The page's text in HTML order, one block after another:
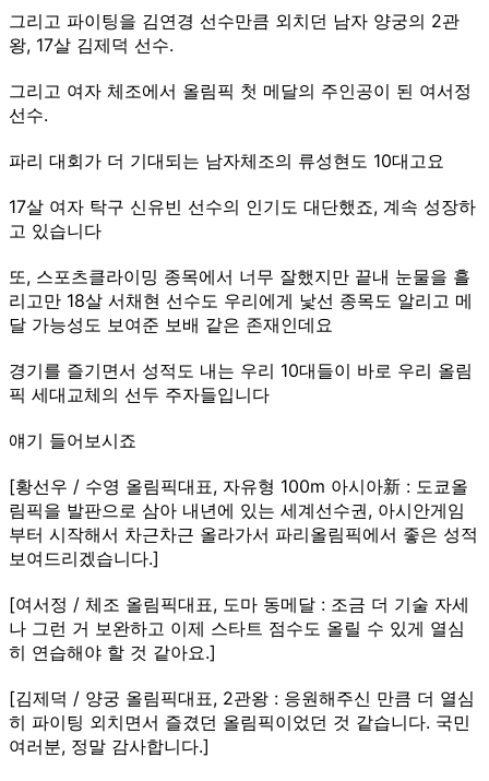
그리고 파이팅을 김연경 선수만큼 외치던 남자 양궁의 2관
왕, 17살 김제덕 선수.
그리고 여자 체조에서 올림픽 첫 메달의 주인공이 된 여서정
선수.
파리 대회가 더 기대되는 남자체조의 류성현도 10대고요
17살 여자 탁구 신유빈 선수의 인기도 대단했죠, 계속 성장하
고 있습니다
또, 스포츠클라이밍 종목에서 너무 잘했지만 끝내 눈물을 흘
리고만 18살 서채현 선수도 우리에게 낯선 종목도 알리고 메
달 가능성도 보여준 보배 같은 존재인데요
경기를 즐기면서 성적도 내는 우리 10대들이 바로 우리 올림
픽 세대교체의 선두 주자들입니다
얘기 들어보시죠
[황선우 / 수영 올림픽대표, 자유형 100m 아시아新 : 도쿄올
림픽을 발판으로 삼아 내년에 있는 세계선수권, 아시안게임
부터 시작해서 차근차근 올라가서 파리올림픽에서 좋은 성적
보여드리겠습니다.]
[여서정 / 체조 올림픽대표, 도마 동메달 : 조금 더 기술 자세
나 그런 거 보완하고 이제 스타트 점수도 올릴 수 있게 열심
히 연습해야 할 것 같아요.]
[김제덕 / 양궁 올림픽대표, 2관왕 : 응원해주신 만큼 더 열심
히 파이팅 외치면서 즐겼던 올림픽이었던 것 같습니다. 국민
여러분, 정말 감사합니다.]